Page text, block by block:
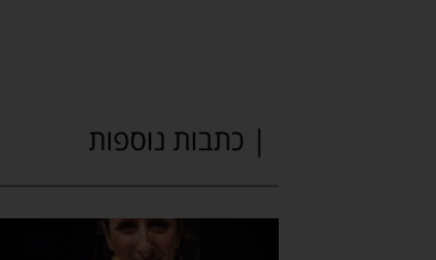
| כתבות נוספות